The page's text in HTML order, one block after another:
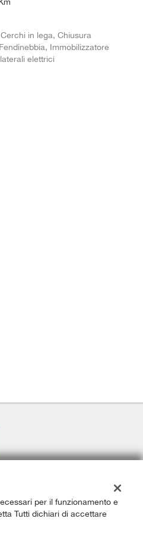
in lega, Chiusura
Immobilizzatore
elettrici
per il funzionamento e
Tutti dichiari di accettare